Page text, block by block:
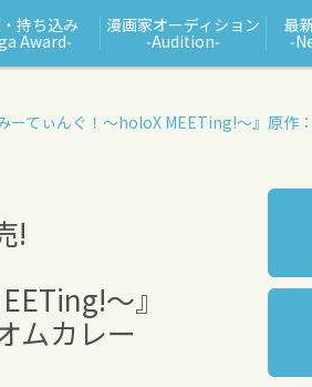
持ち込み
Award‑
漫画家オーディション
‑Audition‑
最
ーてぃんぐ！〜holoX MEETing!〜』 原作
!
〜』
ムカレー